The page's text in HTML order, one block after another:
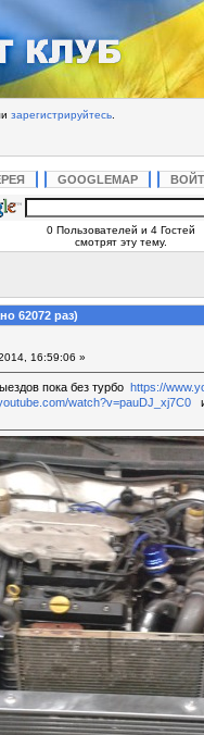
зарегистрируйтесь
GOOGLEMAP
0 Пользователей и 4 Гостей
смотрят эту тему.
62072 раз)
16:59:06 »
пока без турбо https://
watch?v=pauDJ_xj7C0